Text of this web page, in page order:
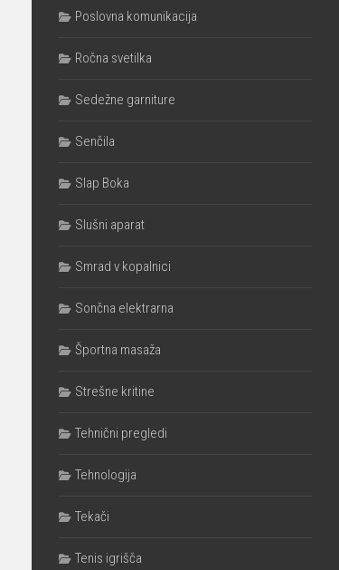
Poslovna komunikacija
Ročna svetilka
Sedežne garniture
Senčila
Slap Boka
Slušni aparat
Smrad v kopalnici
Sončna elektrarna
Športna masaža
Strešne kritine
Tehnični pregledi
Tehnologija
Tekači
Tenis igrišča